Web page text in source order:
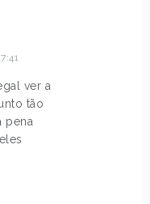
ver a
tão
pena